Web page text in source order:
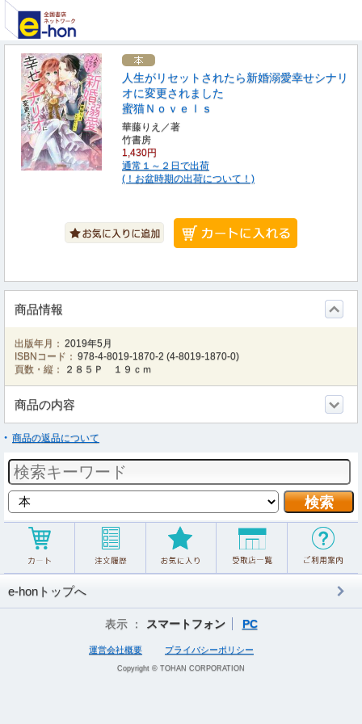
人生がリセットされたら新婚溺愛幸せシナリ
オに変更されました
蜜猫Ｎｏｖｅｌｓ
華藤りえ／著
竹書房
1,430円
通常１～２日で出荷
(！お盆時期の出荷について！)
商品情報
出版年月： 2019年5月
ISBNコード： 978-4-8019-1870-2 (4-8019-1870-0)
頁数・縦：
２８５Ｐ １９ｃｍ
商品の内容
商品の返品について
e-honトップへ
表示 ： スマートフォン PC
運営会社概要 プライバシーポリシー
Copyright © TOHAN CORPORATION